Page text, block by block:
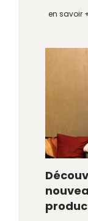
en savoir